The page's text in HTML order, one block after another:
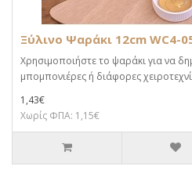
Ξύλινο Ψαράκι 12cm WC4-
Χρησιμοποιήστε το ψαράκι για να
μπομπονιέρες ή διάφορες
1,43€
Χωρίς ΦΠΑ: 1,15€